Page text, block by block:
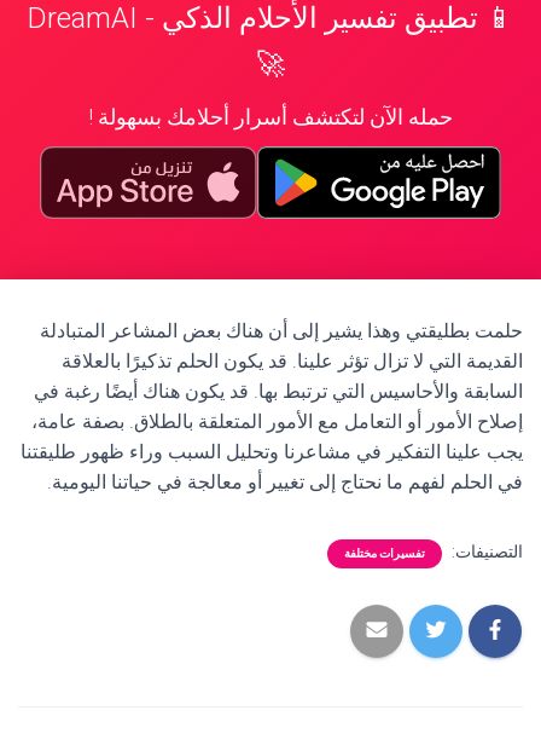
📱 تطبيق تفسير الأحلام الذكي - DreamAI
🚀
حمله الآن لتكتشف أسرار أحلامك بسهولة !
حلمت بطليقتي وهذا يشير إلى أن هناك بعض المشاعر المتبادلة
القديمة التي لا تزال تؤثر علينا. قد يكون الحلم تذكيرًا بالعلاقة
السابقة والأحاسيس التي ترتبط بها. قد يكون هناك أيضًا رغبة في
إصلاح الأمور أو التعامل مع الأمور المتعلقة بالطلاق. بصفة عامة،
يجب علينا التفكير في مشاعرنا وتحليل السبب وراء ظهور طليقتنا
في الحلم لفهم ما نحتاج إلى تغيير أو معالجة في حياتنا اليومية.
التصنيفات: تفسيرات مختلفة